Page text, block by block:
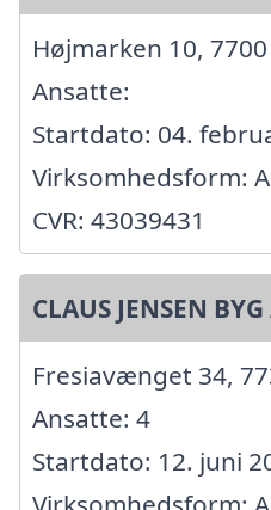
Højmarken 10,
Ansatte:
Startdato: 04.
Virksomhedsform:
CVR: 43039431
CLAUS JENSEN
Fresiavænget 34,
Ansatte: 4
Startdato: 12. juni